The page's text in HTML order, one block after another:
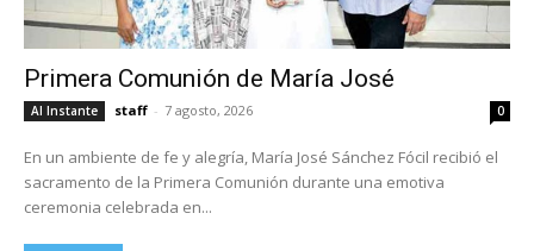
Primera Comunión de María José
Al Instante staff - 7 agosto, 2026 0
En un ambiente de fe y alegría, María José Sánchez Fócil recibió el
sacramento de la Primera Comunión durante una emotiva
ceremonia celebrada en...